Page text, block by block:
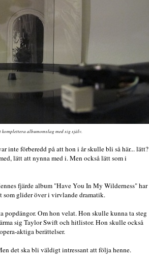
komplettera albumomslag med sig själv.
inte förberedd på att hon i år skulle bli så här... lätt?
lätt att nynna med i. Men också lätt som i
fjärde album "Have You In My Wilderness" har
som glider över i virvlande dramatik.
popdängor. Om hon velat. Hon skulle kunna ta steg
sig Taylor Swift och hitlistor. Hon skulle också
aktiga berättelser.
det ska bli väldigt intressant att följa henne.